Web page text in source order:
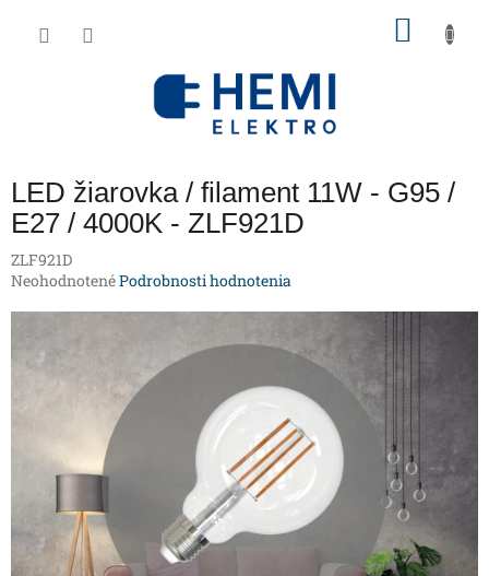
LED žiarovka / filament 11W - G95 /
E27 / 4000K - ZLF921D
ZLF921D
Priemerné
0,0
NeohodnotenéPodrobnosti hodnotenia